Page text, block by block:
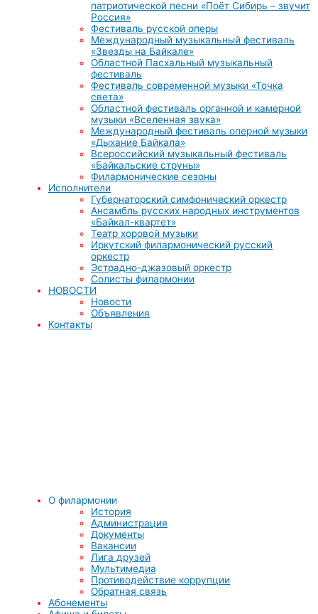
патриотической песни «Поёт Сибирь – звучит
Россия»
Фестиваль русской оперы
Международный музыкальный фестиваль
«Звезды на Байкале»
Областной Пасхальный музыкальный
фестиваль
Фестиваль современной музыки «Точка
света»
Областной фестиваль органной и камерной
музыки «Вселенная звука»
Международный фестиваль оперной музыки
«Дыхание Байкала»
Всероссийский музыкальный фестиваль
«Байкальские струны»
Филармонические сезоны
Исполнители
Губернаторский симфонический оркестр
Ансамбль русских народных инструментов
«Байкал-квартет»
Театр хоровой музыки
Иркутский филармонический русский
оркестр
Эстрадно-джазовый оркестр
Солисты филармонии
НОВОСТИ
Новости
Объявления
Контакты
О филармонии
История
Администрация
Документы
Вакансии
Лига друзей
Мультимедиа
Противодействие коррупции
Обратная связь
Абонементы